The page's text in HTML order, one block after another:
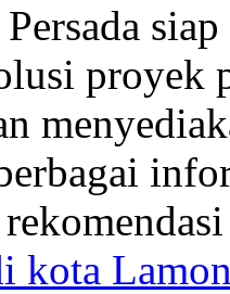
proyek
kota